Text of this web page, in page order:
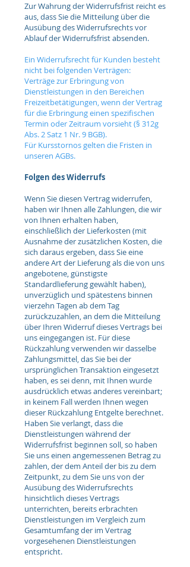
Zur Wahrung der Widerrufsfrist reicht es
aus, dass Sie die Mitteilung über die
Ausübung des Widerrufsrechts vor
Ablauf der Widerrufsfrist absenden.
Ein Widerrufsrecht für Kunden besteht
nicht bei folgenden Verträgen:
Verträge zur Erbringung von
Dienstleistungen in den Bereichen
Freizeitbetätigungen, wenn der Vertrag
für die Erbringung einen spezifischen
Termin oder Zeitraum vorsieht (§ 312g
Abs. 2 Satz 1 Nr. 9 BGB).
Für Kursstornos gelten die Fristen in
unseren AGBs.
Folgen des Widerrufs
Wenn Sie diesen Vertrag widerrufen,
haben wir Ihnen alle Zahlungen, die wir
von Ihnen erhalten haben,
einschließlich der Lieferkosten (mit
Ausnahme der zusätzlichen Kosten, die
sich daraus ergeben, dass Sie eine
andere Art der Lieferung als die von uns
angebotene, günstigste
Standardlieferung gewählt haben),
unverzüglich und spätestens binnen
vierzehn Tagen ab dem Tag
zurückzuzahlen, an dem die Mitteilung
über Ihren Widerruf dieses Vertrags bei
uns eingegangen ist. Für diese
Rückzahlung verwenden wir dasselbe
Zahlungsmittel, das Sie bei der
ursprünglichen Transaktion eingesetzt
haben, es sei denn, mit Ihnen wurde
ausdrücklich etwas anderes vereinbart;
in keinem Fall werden Ihnen wegen
dieser Rückzahlung Entgelte berechnet.
Haben Sie verlangt, dass die
Dienstleistungen während der
Widerrufsfrist beginnen soll, so haben
Sie uns einen angemessenen Betrag zu
zahlen, der dem Anteil der bis zu dem
Zeitpunkt, zu dem Sie uns von der
Ausübung des Widerrufsrechts
hinsichtlich dieses Vertrags
unterrichten, bereits erbrachten
Dienstleistungen im Vergleich zum
Gesamtumfang der im Vertrag
vorgesehenen Dienstleistungen
entspricht.